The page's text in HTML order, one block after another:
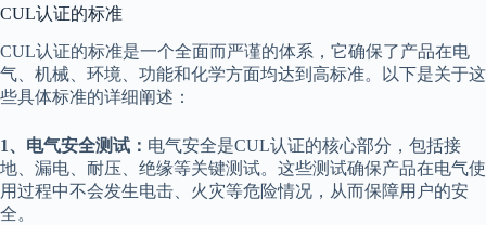
CUL认证的标准
CUL认证的标准是一个全面而严谨的体系，它确保了产品在电
气、机械、环境、功能和化学方面均达到高标准。以下是关于这
些具体标准的详细阐述：
1、电气安全测试： 电气安全是CUL认证的核心部分，包括接
地、漏电、耐压、绝缘等关键测试。这些测试确保产品在电气使
用过程中不会发生电击、火灾等危险情况，从而保障用户的安
全。